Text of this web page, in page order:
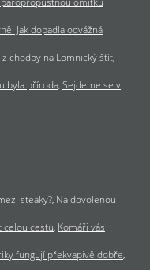
Jak dopadla odvážná
chodby na Lomnický štít
byla příroda Sejdeme se v
steaky? Na dovolenou
celou cestu Komáři vás
fungují překvapivě dobře